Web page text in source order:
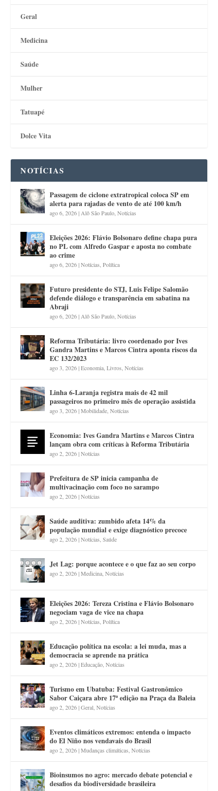
Geral
Medicina
Saúde
Mulher
Tatuapé
Dolce Vita
NOTÍCIAS
Passagem de ciclone extratropical coloca SP em
alerta para rajadas de vento de até 100 km/h
ago 6, 2026| Alô São Paulo ,Notícias
Eleições 2026: Flávio Bolsonaro define chapa pura
no PL com Alfredo Gaspar e aposta no combate
ao crime
ago 6, 2026|Notícias ,Política
Futuro presidente do STJ, Luis Felipe Salomão
defende diálogo e transparência em sabatina na
Abraji
ago 6, 2026| Alô São Paulo ,Notícias
Reforma Tributária: livro coordenado por Ives
Gandra Martins e Marcos Cintra aponta riscos da
EC 132/2023
ago 3, 2026|Economia ,Livros ,Notícias
Linha 6-Laranja registra mais de 42 mil
passageiros no primeiro mês de operação assistida
ago 3, 2026|Mobilidade ,Notícias
Economia: Ives Gandra Martins e Marcos Cintra
lançam obra com críticas à Reforma Tributária
ago 2, 2026|Notícias
Prefeitura de SP inicia campanha de
multivacinação com foco no sarampo
ago 2, 2026|Notícias
Saúde auditiva: zumbido afeta 14% da
população mundial e exige diagnóstico precoce
ago 2, 2026|Notícias ,Saúde
Jet Lag: porque acontece e o que faz ao seu corpo
ago 2, 2026|Medicina ,Notícias
Eleições 2026: Tereza Cristina e Flávio Bolsonaro
negociam vaga de vice na chapa
ago 2, 2026|Notícias ,Política
Educação política na escola: a lei muda, mas a
democracia se aprende na prática
ago 2, 2026|Educação ,Notícias
Turismo em Ubatuba: Festival Gastronômico
Sabor Caiçara abre 17ª edição na Praça da Baleia
ago 2, 2026|Geral ,Notícias
Eventos climáticos extremos: entenda o impacto
do El Niño nos vendavais do Brasil
ago 2, 2026|Mudanças climáticas ,Notícias
Bioinsumos no agro: mercado debate potencial e
desafios da biodiversidade brasileira